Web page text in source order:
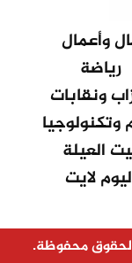
وأعمال
رياضة
ونقابات
وتكنولوجيا
العيلة
لايت